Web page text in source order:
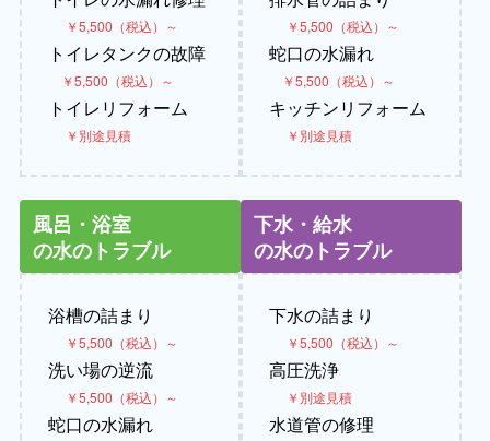
￥5,500（税込）～
トイレタンクの故障
￥5,500（税込）～
トイレリフォーム
￥別途見積
￥5,500（税込）～
蛇口の水漏れ
￥5,500（税込）～
キッチンリフォーム
￥別途見積
風呂・浴室
の水のトラブル
浴槽の詰まり
￥5,500（税込）～
洗い場の逆流
￥5,500（税込）～
蛇口の水漏れ
下水・給水
の水のトラブル
下水の詰まり
￥5,500（税込）～
高圧洗浄
￥別途見積
水道管の修理